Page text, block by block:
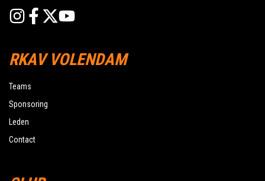
RKAV VOLENDAM
Teams
Sponsoring
Leden
Contact